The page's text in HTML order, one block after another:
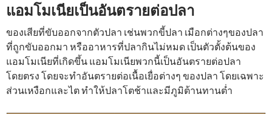
แอมโมเนียเป็นอันตรายต่อปลา
ของเสียที่ขับออกจากตัวปลา เช่นพวกขี้ปลา เมือกต่างๆของปลา
ที่ถูกขับออกมา หรืออาหารที่ปลากินไม่หมด เป็นตัวตั้งต้นของ
แอมโมเนียที่เกิดขึ้น แอมโมเนียพวกนี้เป็นอันตรายต่อปลา
โดยตรง โดยจะทำอันตรายต่อเนื้อเยื่อต่างๆ ของปลา โดยเฉพาะ
ส่วนเหงือกและไต ทำให้ปลาโตช้าและมีภูมิต้านทานต่ำ